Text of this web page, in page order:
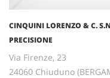
CINQUINI LORENZO & C.
PRECISIONE
Via Firenze, 23
24060 Chiuduno